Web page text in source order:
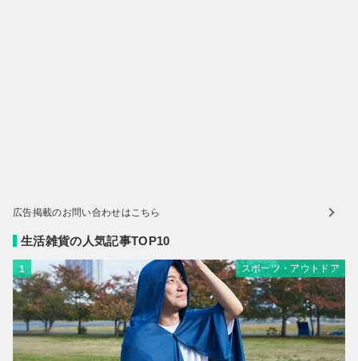
広告掲載のお問い合わせはこちら
生活雑貨の人気記事TOP10
1 スポーツ・アウトドア